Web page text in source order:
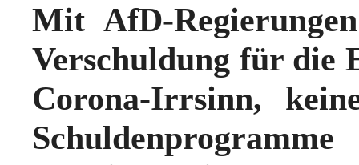
Mit AfD-
Verschuldung für die
Corona-Irrsinn,